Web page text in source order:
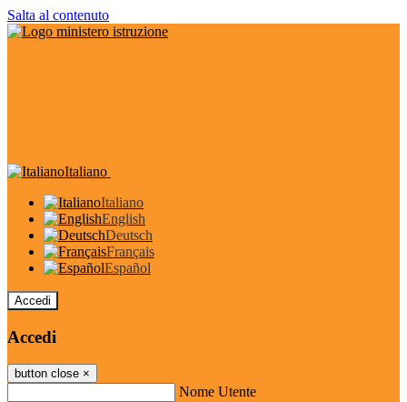
Salta al contenuto
Italiano
Italiano
English
Deutsch
Français
Español
Accedi
Accedi
button close ×
Nome Utente